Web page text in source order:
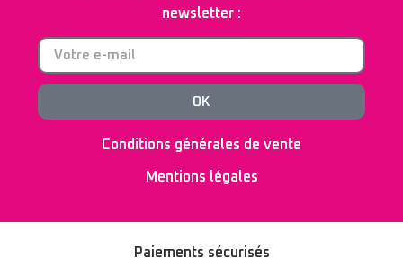
newsletter :
OK
Conditions générales de vente
Mentions légales
Paiements sécurisés